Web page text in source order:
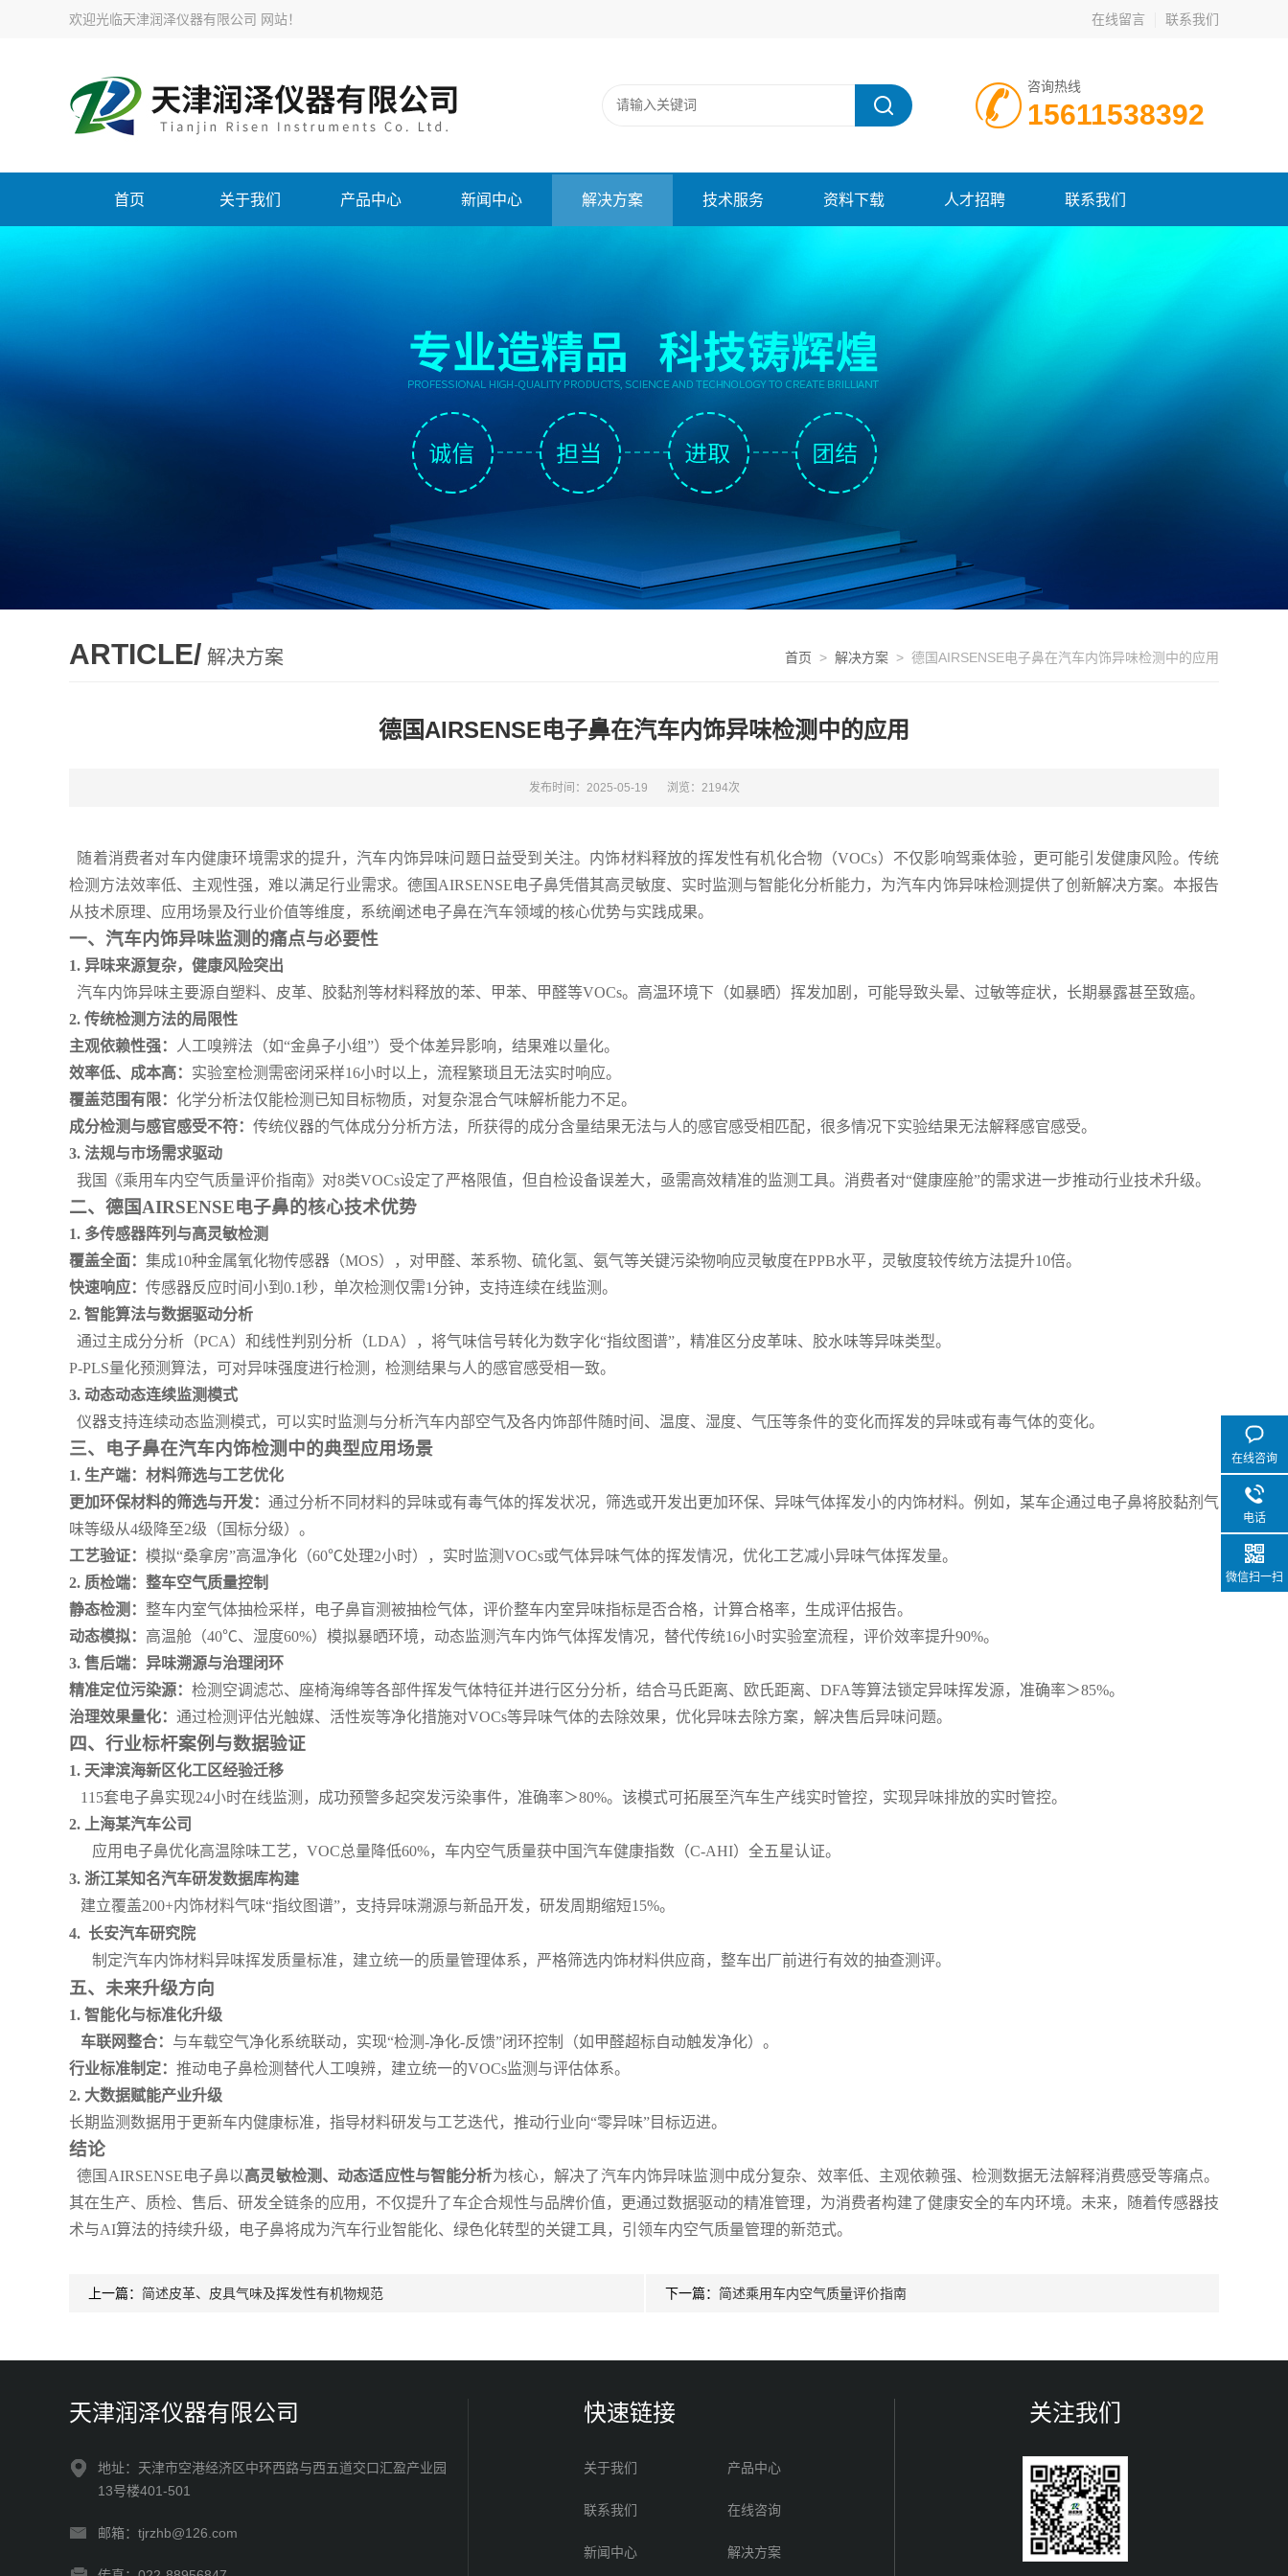
欢迎光临天津润泽仪器有限公司 网站！ 在线留言 联系我们
咨询热线
15611538392
首页 关于我们 产品中心 新闻中心 解决方案 技术服务 资料下载 人才招聘 联系我们
ARTICLE/ 解决方案 首页 > 解决方案 > 德国AIRSENSE电子鼻在汽车内饰异味检测中的应用
德国AIRSENSE电子鼻在汽车内饰异味检测中的应用
发布时间：2025-05-19 浏览：2194次
随着消费者对车内健康环境需求的提升，汽车内饰异味问题日益受到关注。内饰材料释放的挥发性有机化合物（VOCs）不仅影响驾乘体验，更可能引发健康风险。传统
检测方法效率低、主观性强，难以满足行业需求。德国AIRSENSE电子鼻凭借其高灵敏度、实时监测与智能化分析能力，为汽车内饰异味检测提供了创新解决方案。本报告
从技术原理、应用场景及行业价值等维度，系统阐述电子鼻在汽车领域的核心优势与实践成果。
一、汽车内饰异味监测的痛点与必要性
1. 异味来源复杂，健康风险突出
汽车内饰异味主要源自塑料、皮革、胶黏剂等材料释放的苯、甲苯、甲醛等VOCs。高温环境下（如暴晒）挥发加剧，可能导致头晕、过敏等症状，长期暴露甚至致癌。
2. 传统检测方法的局限性
主观依赖性强：
人工嗅辨法（如“金鼻子小组”）受个体差异影响，结果难以量化。
效率低、成本高： 实验室检测需密闭采样16小时以上，流程繁琐且无法实时响应。
覆盖范围有限： 化学分析法仅能检测已知目标物质，对复杂混合气味解析能力不足。
成分检测与感官感受不符： 传统仪器的气体成分分析方法，所获得的成分含量结果无法与人的感官感受相匹配，很多情况下实验结果无法解释感官感受。
3. 法规与市场需求驱动
我国《乘用车内空气质量评价指南》对8类VOCs设定了严格限值，但自检设备误差大，亟需高效精准的监测工具。消费者对“健康座舱”的需求进一步推动行业技术升级。
二、德国AIRSENSE电子鼻的核心技术优势
1. 多传感器阵列与高灵敏检测
覆盖全面： 集成10种金属氧化物传感器（MOS），对甲醛、苯系物、硫化氢、氨气等关键污染物响应灵敏度在PPB水平，灵敏度较传统方法提升10倍。
快速响应： 传感器反应时间小到0.1秒，单次检测仅需1分钟，支持连续在线监测。
2. 智能算法与数据驱动分析
通过主成分分析（PCA）和线性判别分析（LDA），将气味信号转化为数字化“指纹图谱”，精准区分皮革味、胶水味等异味类型。
P-PLS量化预测算法，可对异味强度进行检测，检测结果与人的感官感受相一致。
3. 动态动态连续监测模式
仪器支持连续动态监测模式，可以实时监测与分析汽车内部空气及各内饰部件随时间、温度、湿度、气压等条件的变化而挥发的异味或有毒气体的变化。
三、电子鼻在汽车内饰检测中的典型应用场景
1. 生产端：材料筛选与工艺优化
更加环保材料的筛选与开发： 通过分析不同材料的异味或有毒气体的挥发状况，筛选或开发出更加环保、异味气体挥发小的内饰材料。例如，某车企通过电子鼻将胶黏剂气
味等级从4级降至2级（国标分级）。
工艺验证： 模拟“桑拿房”高温净化（60℃处理2小时），实时监测VOCs或气体异味气体的挥发情况，优化工艺减小异味气体挥发量。
2. 质检端：整车空气质量控制
静态检测： 整车内室气体抽检采样，电子鼻盲测被抽检气体，评价整车内室异味指标是否合格，计算合格率，生成评估报告。
动态模拟： 高温舱（40℃、湿度60%）模拟暴晒环境，动态监测汽车内饰气体挥发情况，替代传统16小时实验室流程，评价效率提升90%。
3. 售后端：异味溯源与治理闭环
精准定位污染源： 检测空调滤芯、座椅海绵等各部件挥发气体特征并进行区分分析，结合马氏距离、欧氏距离、DFA等算法锁定异味挥发源，准确率＞85%。
治理效果量化： 通过检测评估光触媒、活性炭等净化措施对VOCs等异味气体的去除效果，优化异味去除方案，解决售后异味问题。
四、行业标杆案例与数据验证
1. 天津滨海新区化工区经验迁移
115套电子鼻实现24小时在线监测，成功预警多起突发污染事件，准确率＞80%。该模式可拓展至汽车生产线实时管控，实现异味排放的实时管控。
2.
上海某汽车公司
应用电子鼻优化高温除味工艺，VOC总量降低60%，车内空气质量获中国汽车健康指数（C-AHI）全五星认证。
3. 浙江某知名汽车研发数据库构建
建立覆盖200+内饰材料气味“指纹图谱”，支持异味溯源与新品开发，研发周期缩短15%。
4. 长安汽车研究院
制定汽车内饰材料异味挥发质量标准，建立统一的质量管理体系，严格筛选内饰材料供应商，整车出厂前进行有效的抽查测评。
五、未来升级方向
1. 智能化与标准化升级
车联网整合： 与车载空气净化系统联动，实现“检测-净化-反馈”闭环控制（如甲醛超标自动触发净化）。
行业标准制定： 推动电子鼻检测替代人工嗅辨，建立统一的VOCs监测与评估体系。
2. 大数据赋能产业升级
长期监测数据用于更新车内健康标准，指导材料研发与工艺迭代，推动行业向“零异味”目标迈进。
结论
德国AIRSENSE电子鼻以高灵敏检测、动态适应性与智能分析为核心，解决了汽车内饰异味监测中成分复杂、效率低、主观依赖强、检测数据无法解释消费感受等痛点。
其在生产、质检、售后、研发全链条的应用，不仅提升了车企合规性与品牌价值，更通过数据驱动的精准管理，为消费者构建了健康安全的车内环境。未来，随着传感器技
术与AI算法的持续升级，电子鼻将成为汽车行业智能化、绿色化转型的关键工具，引领车内空气质量管理的新范式。
上一篇： 简述皮革、皮具气味及挥发性有机物规范 下一篇： 简述乘用车内空气质量评价指南
天津润泽仪器有限公司
地址：天津市空港经济区中环西路与西五道交口汇盈产业园
13号楼401-501
邮箱：tjrzhb@126.com
快速链接
关于我们 产品中心
联系我们 在线咨询
新闻中心 解决方案
关注我们
在线咨询
电话
微信扫一扫